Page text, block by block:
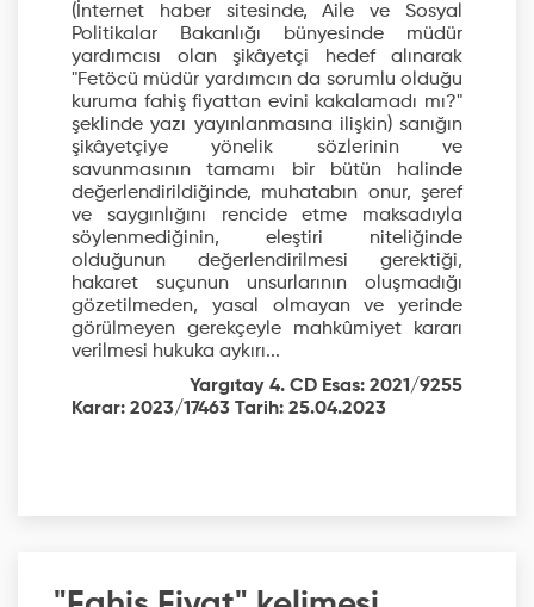
(İnternet haber sitesinde, Aile ve Sosyal
Politikalar Bakanlığı bünyesinde müdür
yardımcısı olan şikâyetçi hedef alınarak
"Fetöcü müdür yardımcın da sorumlu olduğu
kuruma fahiş fiyattan evini kakalamadı mı?"
şeklinde yazı yayınlanmasına ilişkin) sanığın
şikâyetçiye yönelik sözlerinin ve
savunmasının tamamı bir bütün halinde
değerlendirildiğinde, muhatabın onur, şeref
ve saygınlığını rencide etme maksadıyla
söylenmediğinin, eleştiri niteliğinde
olduğunun değerlendirilmesi gerektiği,
hakaret suçunun unsurlarının oluşmadığı
gözetilmeden, yasal olmayan ve yerinde
görülmeyen gerekçeyle mahkûmiyet kararı
verilmesi hukuka aykırı...
Yargıtay 4. CD Esas: 2021/9255
Karar: 2023/17463 Tarih: 25.04.2023